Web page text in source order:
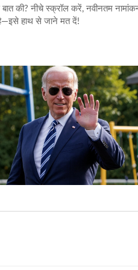
बात की? नीचे स्क्रॉल करें, नवीनतम
है—इसे हाथ से जाने मत दें!